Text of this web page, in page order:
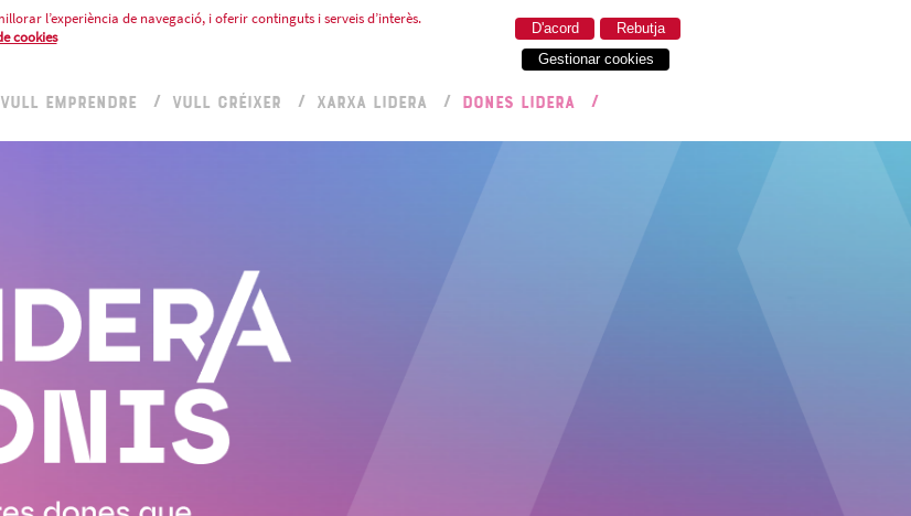
l’experiència de navegació, i oferir continguts i serveis d’interès.
cookies Rebutja
D'acord
Gestionar cookies
VULL EMPRENDRE VULL CRÉIXER XARXA LIDERA DONES LIDERA